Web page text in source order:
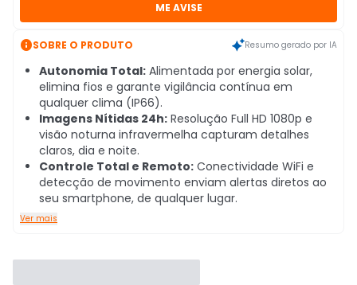
ME AVISE
SOBRE O PRODUTO Resumo gerado por IA
Autonomia Total: Alimentada por energia solar,
elimina fios e garante vigilância contínua em
qualquer clima (IP66).
Imagens Nítidas 24h: Resolução Full HD 1080p e
visão noturna infravermelha capturam detalhes
claros, dia e noite.
Controle Total e Remoto: Conectividade WiFi e
detecção de movimento enviam alertas diretos ao
seu smartphone, de qualquer lugar.
Ver mais